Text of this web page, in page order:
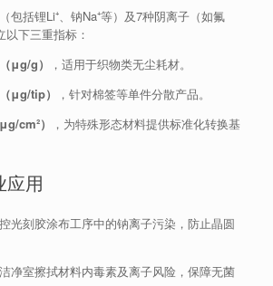
包括锂Li⁺、钠Na⁺等）及7种阴离子（如氟
以下三重指标：
μg/g）
，适用于织物类无尘耗材。
μg/tip）
，针对棉签等单件分散产品。
cm²）
，为特殊形态材料提供标准化转换基
应用
光刻胶涂布工序中的钠离子污染，防止晶圆
净室擦拭材料内毒素及离子风险，保障无菌